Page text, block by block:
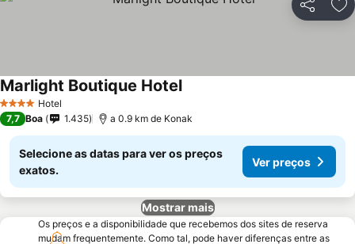
Partilhar
4 EstrelasHotel
Marlight Boutique Hotel
7,7 Boa 1.435 a 0.9 km de Konak
Selecione as datas para ver os preços
exatos.
Ver preços
Mostrar mais
Os preços e a disponibilidade que recebemos dos sites de reserva
mudam frequentemente. Como tal, pode haver diferenças entre as